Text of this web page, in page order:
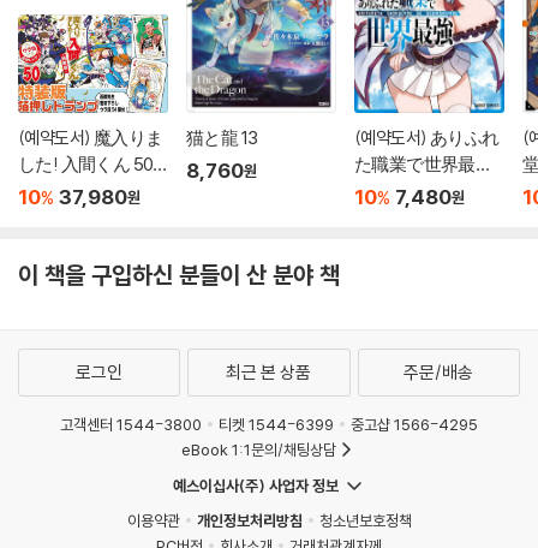
(예약도서) 魔入りま
した! 入間くん 50
特裝版
10% 37,980원
猫と龍 13
8,760원
(예약도서) ありふれ
た職業で世界最强 1
7
10% 7,480원
(
이 책을 구입하신 분들이 산 분야 책
로그인 최근 본 상품 주문/배송
고객센터 1544-3800 티켓 1544-6399
중고샵 1566-4295
eBook 1:1문의/채팅상담
예스이십사(주) 사업자 정보
이용약관
개인정보처리방침
청소년보호정책